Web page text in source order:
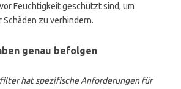
Feuchtigkeit geschützt sind, um
zu verhindern.
genau befolgen
hat spezifische Anforderungen für